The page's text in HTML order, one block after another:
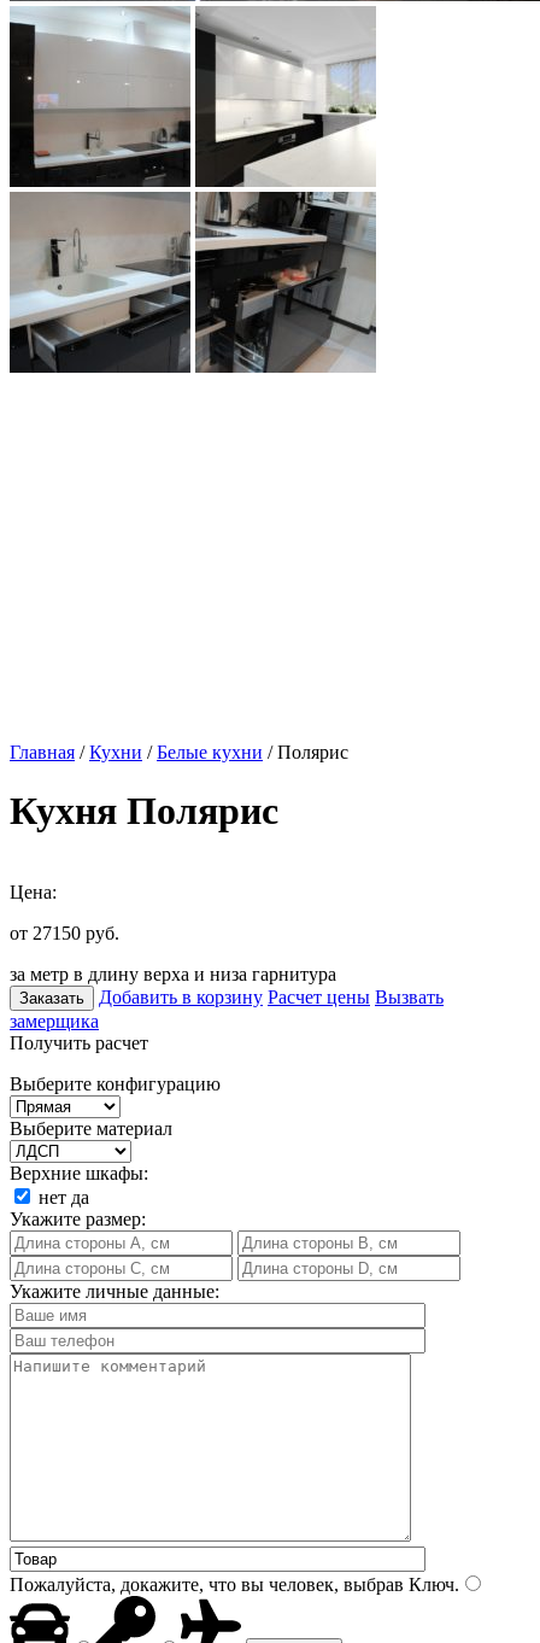
Главная /Кухни /Белые кухни / Полярис
Кухня Полярис
Цена:
от 27150 руб.
за метр в длину верха и низа гарнитура
Заказать Добавить в корзину Расчет цены Вызвать
замерщика
Получить расчет
Выберите конфигурацию
Выберите материал
Верхние шкафы:
нет да
Укажите размер:
Укажите личные данные:
Пожалуйста, докажите, что вы человек, выбрав Ключ.